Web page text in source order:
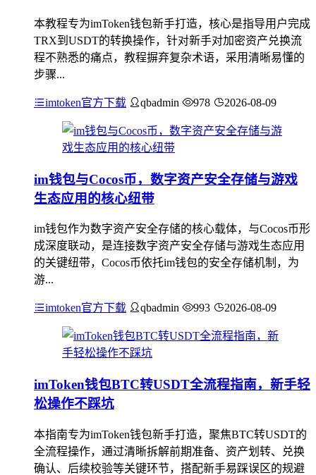
本教程专为imToken钱包新手打造，核心是指导用户完成
TRX到USDT的转换操作，针对新手对加密资产兑换流
程不熟悉的痛点，教程摒弃复杂术语，采用清晰易懂的
步骤...
imtoken官方下载 qbadmin 978 2026-08-09
im钱包与Cocos币，数字资产安全存储与游戏
生态应用的核心纽带
im钱包作为数字资产安全存储的核心载体，与Cocos币形
成深度联动，是连接数字资产安全存储与游戏生态应用
的关键纽带，Cocos币依托im钱包的安全存储机制，为
游...
imtoken官方下载 qbadmin 993 2026-08-09
imToken钱包BTC转USDT全流程指南，新手轻
松操作不踩坑
本指南专为imToken钱包新手打造，聚焦BTC转USDT的
全流程操作，通过清晰拆解前期准备、资产划转、兑换
确认、后续校验等关键环节，搭配新手易踩误区的规避